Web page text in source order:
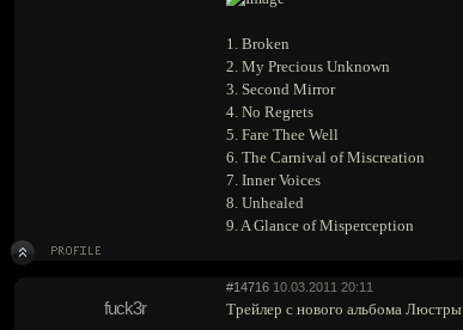
1. Broken
2. My Precious Unknown
3. Second Mirror
4. No Regrets
5. Fare Thee Well
6. The Carnival of Miscreation
7. Inner Voices
8. Unhealed
9. A Glance of Misperception
#14716 10.03.2011 20:11
fuck3r Трейлер с нового альбома Люстры